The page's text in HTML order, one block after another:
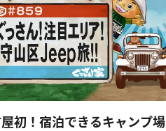
初！宿泊できるキャンプ場